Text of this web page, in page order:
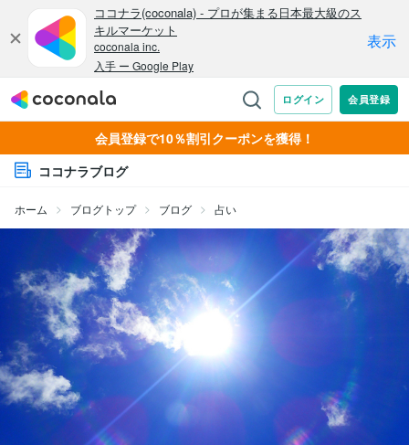
会員登録で10％割引クーポンを獲得！
ココナラブログ
ホーム ブログトップ ブログ 占い